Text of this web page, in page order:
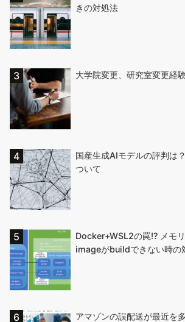
きの対処法
大学院変更、研究室変更経
国産生成AIモデルの評判は
ついて
Docker+WSL2の罠!? メモ
imageがbuildできない時の
アマゾンの誤配送が最近を